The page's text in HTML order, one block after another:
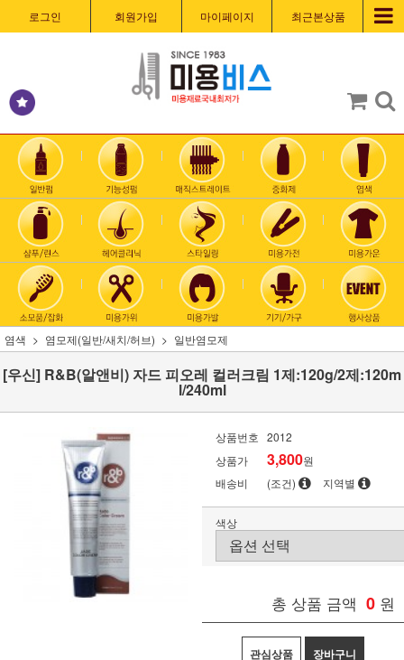
로그인 회원가입 마이페이지 최근본상품
염색 염모제(일반/새치/허브) 일반염모제
[우신] R&B(알앤비) 자드 피오레 컬러크림 1제:120g/2제:120m
l/240ml
상품번호 2012
상품가
3,800원
배송비
(조건) 지역별
색상
총 상품 금액 0 원
관심상품 장바구니